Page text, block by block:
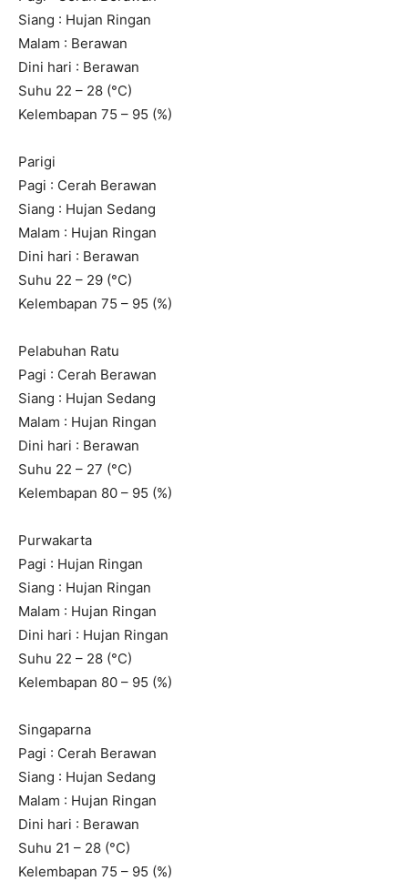
Siang : Hujan Ringan
Malam : Berawan
Dini hari : Berawan
Suhu 22 – 28 (°C)
Kelembapan 75 – 95 (%)
Parigi
Pagi : Cerah Berawan
Siang : Hujan Sedang
Malam : Hujan Ringan
Dini hari : Berawan
Suhu 22 – 29 (°C)
Kelembapan 75 – 95 (%)
Pelabuhan Ratu
Pagi : Cerah Berawan
Siang : Hujan Sedang
Malam : Hujan Ringan
Dini hari : Berawan
Suhu 22 – 27 (°C)
Kelembapan 80 – 95 (%)
Purwakarta
Pagi : Hujan Ringan
Siang : Hujan Ringan
Malam : Hujan Ringan
Dini hari : Hujan Ringan
Suhu 22 – 28 (°C)
Kelembapan 80 – 95 (%)
Singaparna
Pagi : Cerah Berawan
Siang : Hujan Sedang
Malam : Hujan Ringan
Dini hari : Berawan
Suhu 21 – 28 (°C)
Kelembapan 75 – 95 (%)